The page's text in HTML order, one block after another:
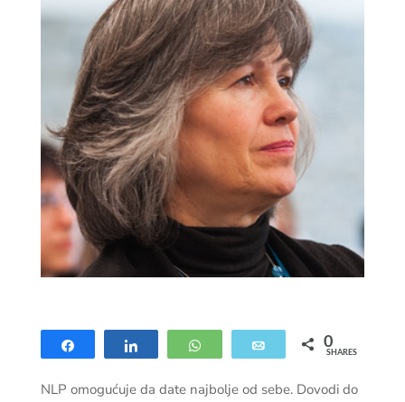
WhatsApp Email 0
SHARES
NLP omogućuje da date najbolje od sebe. Dovodi do